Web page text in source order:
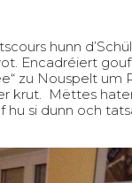
hunn
Encadréiert
zu Nouspelt
krut. Mëttes
si dunn och